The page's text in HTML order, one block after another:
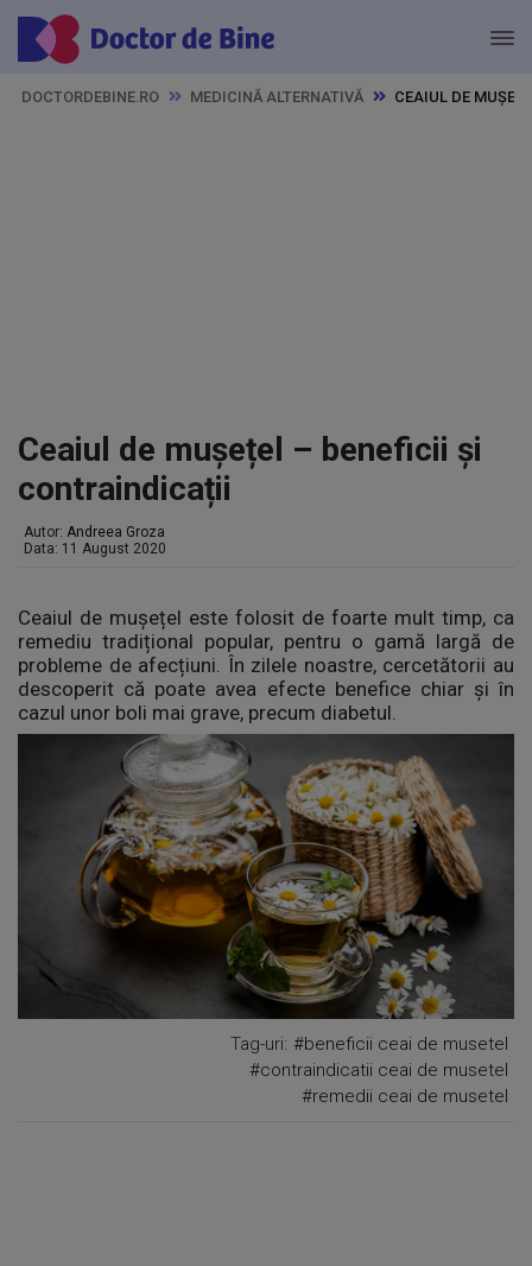
DOCTORDEBINE.RO MEDICINĂ ALTERNATIVĂ CEAIUL DE
Ceaiul de mușețel – beneficii și
contraindicații
Autor: Andreea Groza
Data: 11 August 2020
Ceaiul de mușețel este folosit de foarte mult timp, ca
remediu tradițional popular, pentru o gamă largă de
probleme de afecțiuni. În zilele noastre, cercetătorii au
descoperit că poate avea efecte benefice chiar și în
cazul unor boli mai grave, precum diabetul.
Tag-uri: #beneficii ceai de musetel
#contraindicatii ceai de musetel
#remedii ceai de musetel